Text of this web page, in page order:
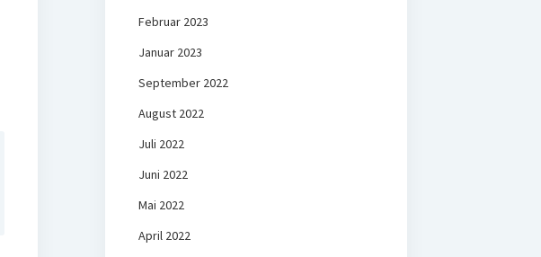
Februar 2023
Januar 2023
September 2022
August 2022
Juli 2022
Juni 2022
Mai 2022
April 2022